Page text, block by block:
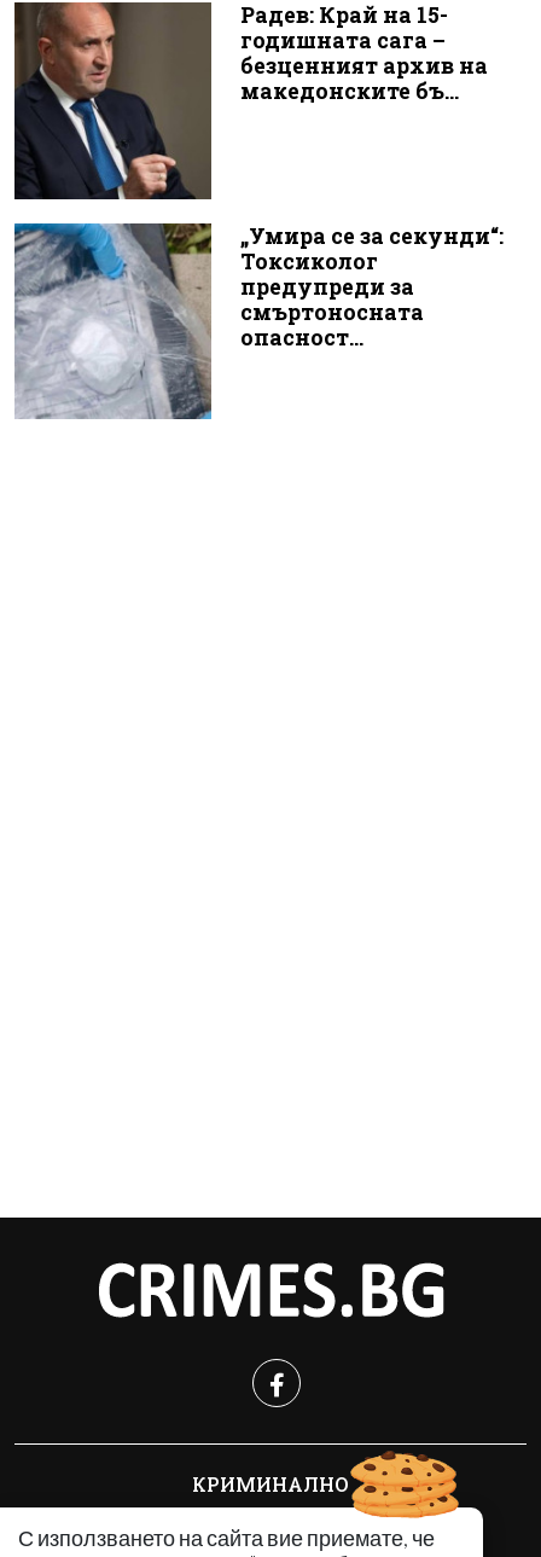
Радев: Край на 15-
годишната сага –
безценният архив на
македонските бъ...
„Умира се за секунди“:
Токсиколог
предупреди за
смъртоносната
опасност...
С използването на сайта вие приемате, че
КРИМИНАЛНО
ИНЦИДЕНТИ
АНАЛИЗИ